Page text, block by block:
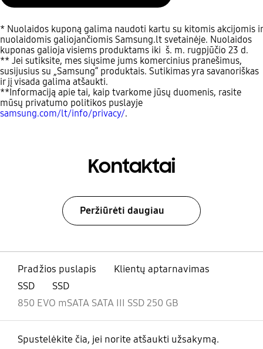
* Nuolaidos kuponą galima naudoti kartu su kitomis akcijomis ir
nuolaidomis galiojančiomis Samsung.lt svetainėje. Nuolaidos
kuponas galioja visiems produktams iki š. m. rugpjūčio 23 d.
** Jei sutiksite, mes siųsime jums komercinius pranešimus,
susijusius su „Samsung“ produktais. Sutikimas yra savanoriškas
ir jį visada galima atšaukti.
**Informaciją apie tai, kaip tvarkome jūsų duomenis, rasite
mūsų privatumo politikos puslayje
samsung.com/lt/info/privacy/.
Kontaktai
Peržiūrėti daugiau
Pradžios puslapis
Klientų aptarnavimas
SSD
SSD
850 EVO mSATA SATA III SSD 250 GB
Spustelėkite čia, jei norite atšaukti užsakymą.